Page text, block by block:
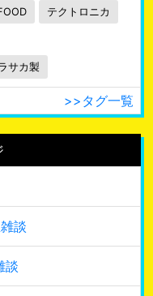
テクトロニカ
サカ製
>>タグ一覧
談
談